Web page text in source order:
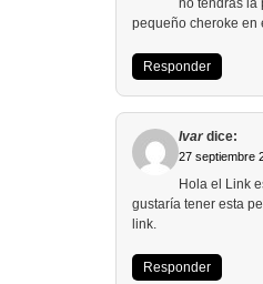
no tendrás la
pequeño cheroke en
Responder
Ivar dice:
27 septiembre
Hola el Link
gustaría tener esta
link.
Responder